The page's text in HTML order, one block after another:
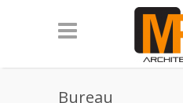
Bureau